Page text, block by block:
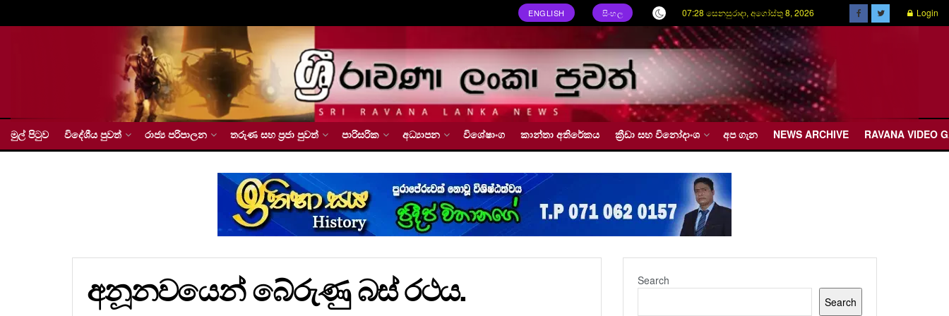
ENGLISH සිංහල 07:28 සෙනසුරාදා, අගෝස්තු 8, 2026 Login
මුල් පිටුව විදේශීය පුවත් රාජ්‍ය පරිපාලන තරුණ සහ ප්‍රජා පුවත් පාරිසරික අධ්‍යාපන විශේෂාංග කාන්තා අතිරේකය ක්‍රීඩා සහ විනෝදාංශ අප ගැන NEWS ARCHIVE RAVANA VIDEO
අනූනවයෙන් බේරුණු බස් රථය.
Search
Search